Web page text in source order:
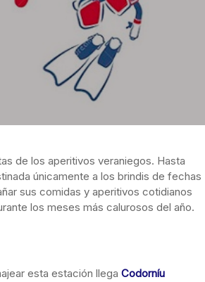
de los aperitivos veraniegos. Hasta
únicamente a los brindis de fechas
sus comidas y aperitivos cotidianos
los meses más calurosos del año.
esta estación llega Codorníu